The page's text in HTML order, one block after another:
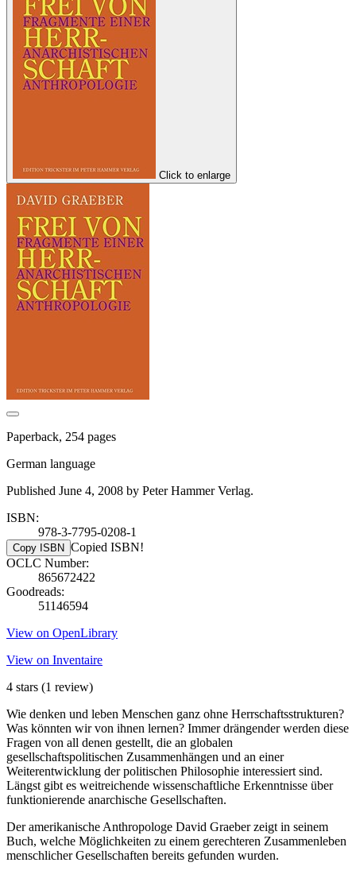
Click to enlarge
Paperback, 254 pages
German language
Published June 4, 2008 by Peter Hammer Verlag.
ISBN:
978-3-7795-0208-1
Copy ISBN Copied ISBN!
OCLC Number:
865672422
Goodreads:
51146594
View on OpenLibrary
View on Inventaire
4 stars (1 review)
Wie denken und leben Menschen ganz ohne Herrschaftsstrukturen?
Was könnten wir von ihnen lernen? Immer drängender werden diese
Fragen von all denen gestellt, die an globalen
gesellschaftspolitischen Zusammenhängen und an einer
Weiterentwicklung der politischen Philosophie interessiert sind.
Längst gibt es weitreichende wissenschaftliche Erkenntnisse über
funktionierende anarchische Gesellschaften.
Der amerikanische Anthropologe David Graeber zeigt in seinem
Buch, welche Möglichkeiten zu einem gerechteren Zusammenleben
menschlicher Gesellschaften bereits gefunden wurden.